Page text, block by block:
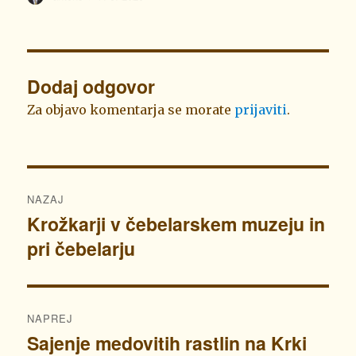
Dodaj odgovor
Za objavo komentarja se morate prijaviti.
prispevka
NAZAJ
Prejšnji
prispevek:
Krožkarji v čebelarskem muzeju in
pri čebelarju
NAPREJ
Naslednji
Sajenje medovitih rastlin na Krki